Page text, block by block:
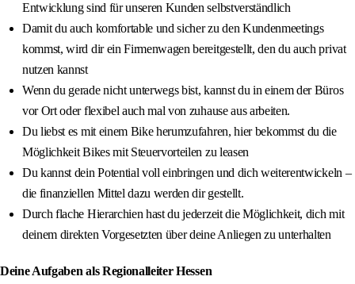
Entwicklung sind für unseren Kunden selbstverständlich
Damit du auch komfortable und sicher zu den Kundenmeetings
kommst, wird dir ein Firmenwagen bereitgestellt, den du auch privat
nutzen kannst
Wenn du gerade nicht unterwegs bist, kannst du in einem der Büros
vor Ort oder flexibel auch mal von zuhause aus arbeiten.
Du liebst es mit einem Bike herumzufahren, hier bekommst du die
Möglichkeit Bikes mit Steuervorteilen zu leasen
Du kannst dein Potential voll einbringen und dich weiterentwickeln –
die finanziellen Mittel dazu werden dir gestellt.
Durch flache Hierarchien hast du jederzeit die Möglichkeit, dich mit
deinem direkten Vorgesetzten über deine Anliegen zu unterhalten
Deine Aufgaben als Regionalleiter Hessen